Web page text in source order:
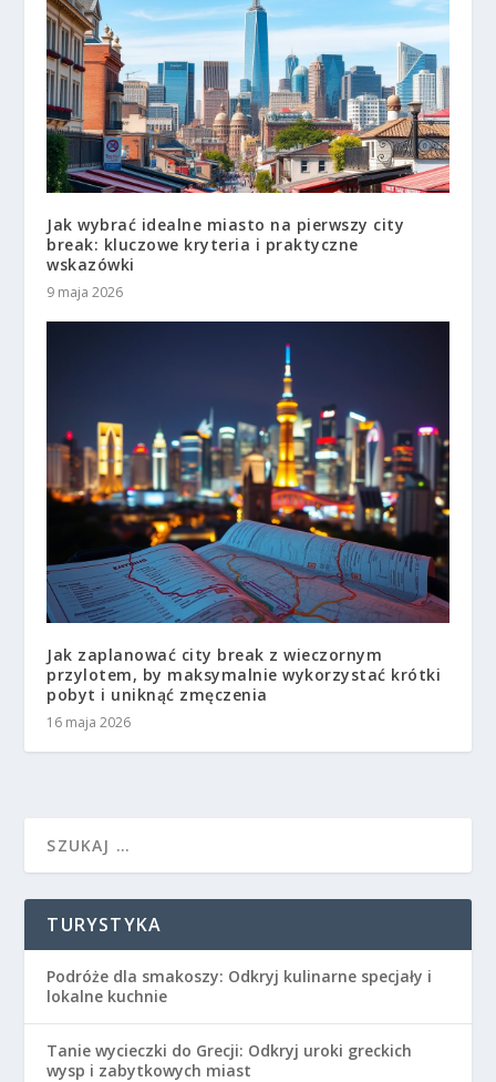
Jak wybrać idealne miasto na pierwszy city
break: kluczowe kryteria i praktyczne
wskazówki
9 maja 2026
Jak zaplanować city break z wieczornym
przylotem, by maksymalnie wykorzystać krótki
pobyt i uniknąć zmęczenia
16 maja 2026
TURYSTYKA
Podróże dla smakoszy: Odkryj kulinarne specjały i
lokalne kuchnie
Tanie wycieczki do Grecji: Odkryj uroki greckich
wysp i zabytkowych miast